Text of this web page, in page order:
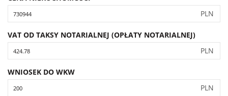
PLN
VAT OD TAKSY NOTARIALNEJ (OPŁATY NOTARIALNEJ)
PLN
WNIOSEK DO WKW
PLN